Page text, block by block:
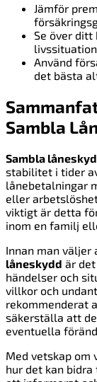
Jämför
Se över ditt
Använd
det bästa
Sambla
Sambla
stabilitet i tider
lånebetalningar
eller
viktigt är detta
inom en familj
Innan man väljer
låneskydd är
händelser och
villkor och
rekommenderat
säkerställa att
eventuella
Med vetskap om
hur det kan